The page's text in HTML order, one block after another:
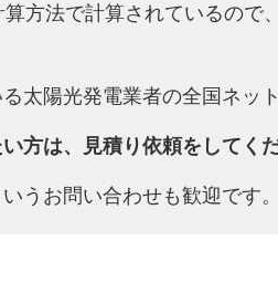
方法で計算されているので
太陽光発電業者の全国ネッ
方は、見積り依頼をしてくだ
うお問い合わせも歓迎です。